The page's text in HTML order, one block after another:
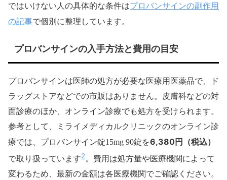
ではいけない人の具体的な条件はプロバンサインの副作用
の記事で個別に整理しています。
プロバンサインの入手方法と費用の目安
プロバンサインは医師の処方が必要な医療用医薬品で、ド
ラッグストアなどでの市販はありません。皮膚科などの対
面診療のほか、オンライン診療でも処方を受けられます。
参考として、ミライメディカルクリニックのオンライン診
療では、プロバンサイン錠15mg 90錠を6,380円（税込）
で取り扱っています2。費用は処方量や医療機関によって
変わるため、最新の金額は各医療機関でご確認ください。